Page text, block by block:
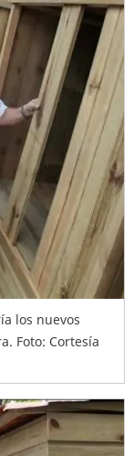
los nuevos
Foto: Cortesía